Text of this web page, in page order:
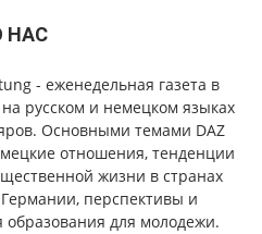
НАС
- еженедельная газета в
русском и немецком языках
Основными темами DAZ
отношения, тенденции
жизни в странах
перспективы и
образования для молодежи.